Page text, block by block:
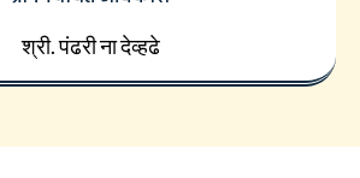
श्री. पंढरी ना देव्हढे